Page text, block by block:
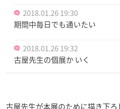
2018.01.26 19:30
期間中毎日でも通いたい
2018.01.26 19:32
古屋先生の個展か いく
古屋先生が本展のために描き下ろ